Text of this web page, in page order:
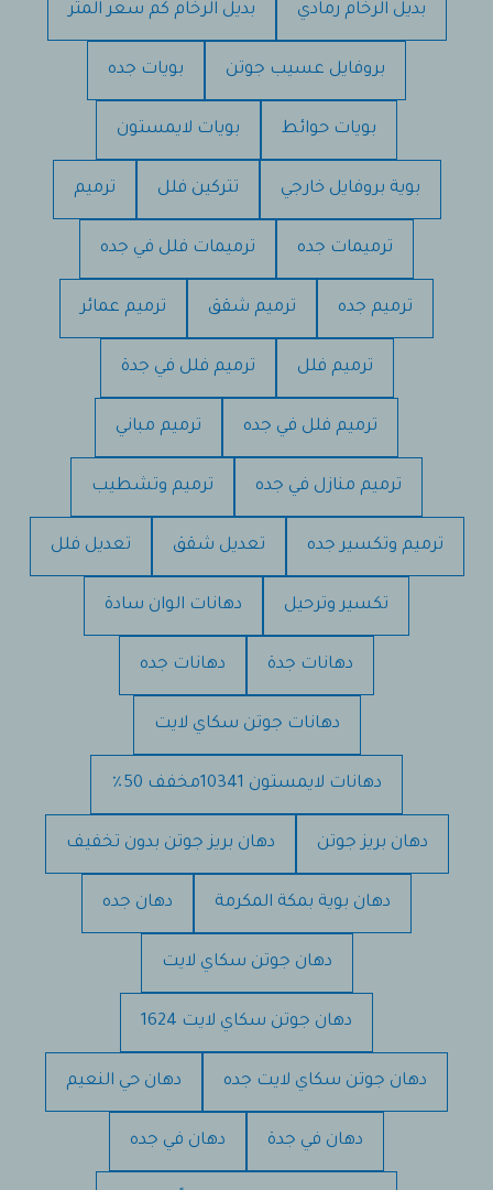
بديل الرخام رمادي بديل الرخام كم سعر المتر
بروفايل عسيب جوتن بويات جده
بويات حوائط بويات لايمستون
بوية بروفايل خارجي تتركين فلل ترميم
ترميمات جده ترميمات فلل في جده
ترميم جده ترميم شقق ترميم عمائر
ترميم فلل ترميم فلل في جدة
ترميم فلل في جده ترميم مباني
ترميم منازل في جده ترميم وتشطيب
ترميم وتكسير جده تعديل شقق تعديل فلل
تكسير وترحيل دهانات الوان سادة
دهانات جدة دهانات جده
دهانات جوتن سكاي لايت
دهانات لايمستون 10341مخفف 50٪
دهان بريز جوتن دهان بريز جوتن بدون تخفيف
دهان بوية بمكة المكرمة دهان جده
دهان جوتن سكاي لايت
دهان جوتن سكاي لايت 1624
دهان جوتن سكاي لايت جده دهان حي النعيم
دهان في جدة دهان في جده